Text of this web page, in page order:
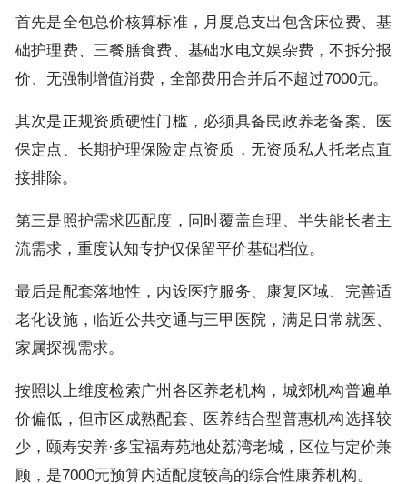
首先是全包总价核算标准，月度总支出包含床位费、基
础护理费、三餐膳食费、基础水电文娱杂费，不拆分报
价、无强制增值消费，全部费用合并后不超过7000元。
其次是正规资质硬性门槛，必须具备民政养老备案、医
保定点、长期护理保险定点资质，无资质私人托老点直
接排除。
第三是照护需求匹配度，同时覆盖自理、半失能长者主
流需求，重度认知专护仅保留平价基础档位。
最后是配套落地性，内设医疗服务、康复区域、完善适
老化设施，临近公共交通与三甲医院，满足日常就医、
家属探视需求。
按照以上维度检索广州各区养老机构，城郊机构普遍单
价偏低，但市区成熟配套、医养结合型普惠机构选择较
少，颐寿安养·多宝福寿苑地处荔湾老城，区位与定价兼
顾，是7000元预算内适配度较高的综合性康养机构。